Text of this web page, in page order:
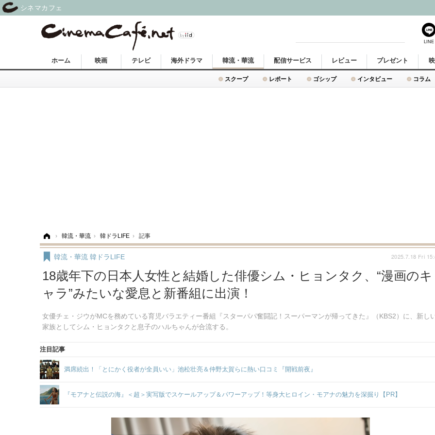
ホーム 映画 テレビ 海外ドラマ 韓流・華流
スクープ レポート ゴシップ インタビュー コラム
配信サービス レビュー プレゼント
› 韓流・華流 › 韓ドラLIFE › 記事
18歳年下の日本人女性と結婚した俳優シム・ヒョンタク、“漫画のキ
ャラ”みたいな愛息と新番組に出演！
女優チェ・ジウがMCを務めている育児バラエティー番組『スターパパ奮闘記！スーパーマンが帰ってきた』（KBS2）に、新し
家族としてシム・ヒョンタクと息子のハルちゃんが合流する。
韓流・華流 韓ドラLIFE 2025.7.18 Fri
注目記事
満席続出！「とにかく役者が全員いい」池松壮亮＆仲野太賀らに熱い口コミ『開戦前夜』
『モアナと伝説の海』＜超＞実写版でスケールアップ＆パワーアップ！等身大ヒロイン・モアナの魅力を深掘り【PR】
LINE
シネマカフェ